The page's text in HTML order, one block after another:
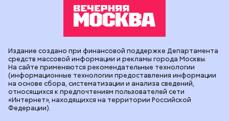
Издание создано при финансовой поддержке Департамента
средств массовой информации и рекламы города Москвы.
На сайте применяются рекомендательные технологии
(информационные технологии предоставления информации
на основе сбора, систематизации и анализа сведений,
относящихся к предпочтениям пользователей сети
«Интернет», находящихся на территории Российской
Федерации).